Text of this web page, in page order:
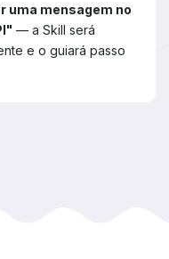
uma mensagem no
— a Skill será
e o guiará passo